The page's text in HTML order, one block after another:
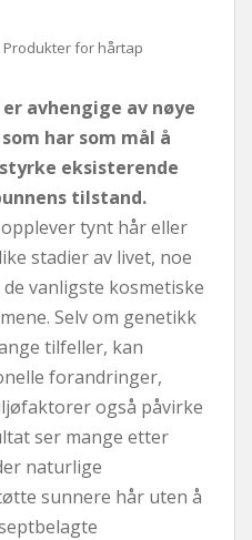
Produkter for hårtap
avhengige av nøye
har som mål å
eksisterende
tilstand.
tynt hår eller
stadier av livet, noe
vanligste kosmetiske
Selv om genetikk
tilfeller, kan
forandringer,
også påvirke
ser mange etter
naturlige
sunnere hår uten å